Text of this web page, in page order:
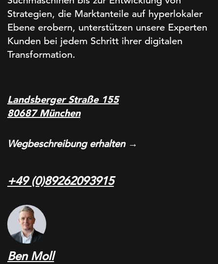
Landsberger Straße 155
80687 München
Wegbeschreibung erhalten →
+49 (0)89262093915
Ben Moll
Strategien, die Marktanteile auf hyperlokaler
Ebene erobern, unterstützen unsere Experten
Kunden bei jedem Schritt ihrer digitalen
Transformation.